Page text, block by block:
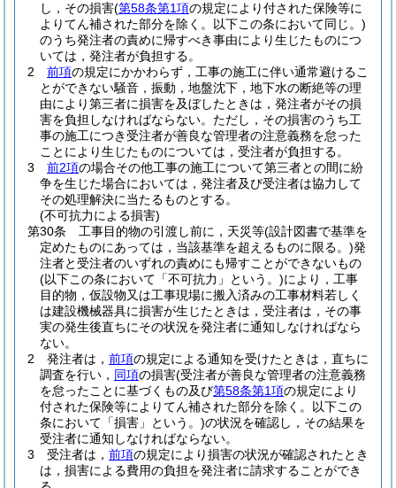
し，その損害(第58条第1項の規定により付された保険等に
よりてん補された部分を除く。以下この条において同じ。)
のうち発注者の責めに帰すべき事由により生じたものにつ
いては，発注者が負担する。
2
前項の規定にかかわらず，工事の施工に伴い通常避けるこ
とができない騒音，振動，地盤沈下，地下水の断絶等の理
由により第三者に損害を及ぼしたときは，発注者がその損
害を負担しなければならない。 ただし，その損害のうち工
事の施工につき受注者が善良な管理者の注意義務を怠った
ことにより生じたものについては，受注者が負担する。
3
前2項の場合その他工事の施工について第三者との間に紛
争を生じた場合においては，発注者及び受注者は協力して
その処理解決に当たるものとする。
(不可抗力による損害)
第30条
工事目的物の引渡し前に，天災等(設計図書で基準を
定めたものにあっては，当該基準を超えるものに限る。)発
注者と受注者のいずれの責めにも帰すことができないもの
(以下この条において「不可抗力」という。)により，工事
目的物，仮設物又は工事現場に搬入済みの工事材料若しく
は建設機械器具に損害が生じたときは，受注者は，その事
実の発生後直ちにその状況を発注者に通知しなければなら
ない。
2
発注者は， 前項の規定による通知を受けたときは，直ちに
調査を行い， 同項の損害(受注者が善良な管理者の注意義務
を怠ったことに基づくもの及び第58条第1項の規定により
付された保険等によりてん補された部分を除く。以下この
条において「損害」という。)の状況を確認し，その結果を
受注者に通知しなければならない。
3
受注者は， 前項の規定により損害の状況が確認されたとき
は，損害による費用の負担を発注者に請求することができ